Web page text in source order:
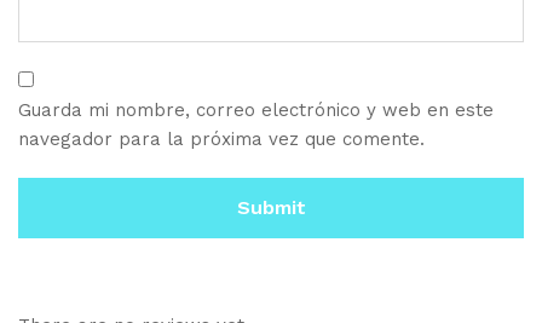
Guarda mi nombre, correo electrónico y web en este
navegador para la próxima vez que comente.